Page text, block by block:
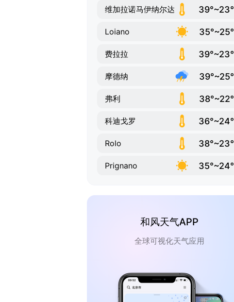
维加拉诺马伊纳尔达 39°~23°
Loiano 35°~25°
费拉拉 39°~23°
摩德纳 39°~25°
弗利 38°~22°
科迪戈罗 36°~24°
Rolo 38°~23°
Prignano 35°~24°
和风天气APP
全球可视化天气应用